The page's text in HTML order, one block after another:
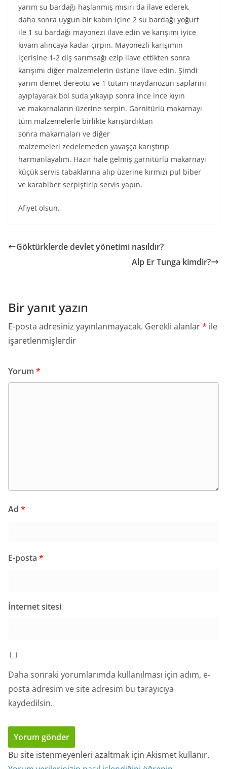
yarım su bardağı haşlanmış mısırı da ilave ederek,
daha sonra uygun bir kabın içine 2 su bardağı yoğurt
ile 1 su bardağı mayonezi ilave edin ve karışımı iyice
kıvam alıncaya kadar çırpın. Mayonezli karışımın
içerisine 1-2 diş sarımsağı ezip ilave ettikten sonra
karışımı diğer malzemelerin üstüne ilave edin. Şimdi
yarım demet dereotu ve 1 tutam maydanozun saplarını
ayıplayarak bol suda yıkayıp sonra ince ince kıyın
ve makarnaların üzerine serpin. Garnitürlü makarnayı
tüm malzemelerle birlikte karıştırdıktan
sonra makarnaları ve diğer
malzemeleri zedelemeden yavaşça karıştırıp
harmanlayalım. Hazır hale gelmiş garnitürlü makarnayı
küçük servis tabaklarına alıp üzerine kırmızı pul biber
ve karabiber serpiştirip servis yapın.
Afiyet olsun.
Göktürklerde devlet yönetimi nasıldır?
Alp Er Tunga kimdir?
Bir yanıt yazın
E-posta adresiniz yayınlanmayacak. Gerekli alanlar* ile
işaretlenmişlerdir
Yorum *
Ad *
E-posta *
İnternet sitesi
Daha sonraki yorumlarımda kullanılması için adım, e-
posta adresim ve site adresim bu tarayıcıya
kaydedilsin.
Bu site istenmeyenleri azaltmak için Akismet kullanır.